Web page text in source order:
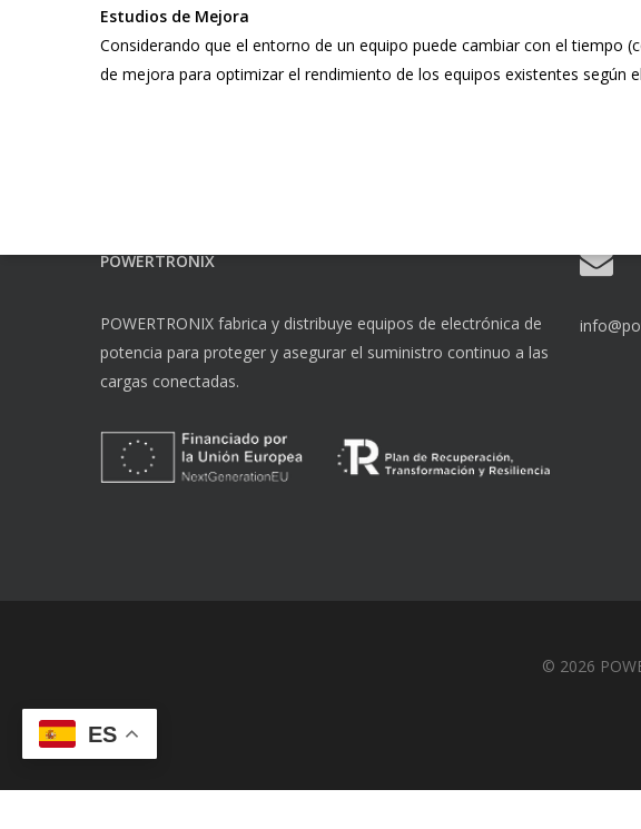
Estudios de Mejora
Considerando que el entorno de un equipo puede cambiar con el tiempo
de mejora para optimizar el rendimiento de los equipos existentes según
POWERTRONIX
POWERTRONIX fabrica y distribuye equipos de electrónica de
potencia para proteger y asegurar el suministro continuo a las
cargas conectadas.
© 2026
ES